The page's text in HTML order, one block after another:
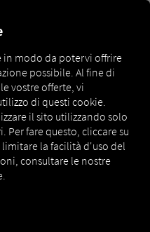
MAN
Now
MAN TipMatic
Efficiency
e prenota ora
in modo da potervi offrire
possibile. Al fine di
vostre offerte, vi
di questi cookie.
il sito utilizzando solo
Per fare questo, cliccare su
la facilità d'uso del
consultare le nostre